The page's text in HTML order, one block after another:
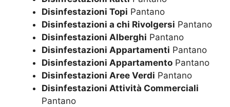
Disinfestazioni Topi Pantano
Disinfestazioni a chi Rivolgersi Pantano
Disinfestazioni Alberghi Pantano
Disinfestazioni Appartamenti Pantano
Disinfestazioni Appartamento Pantano
Disinfestazioni Aree Verdi Pantano
Disinfestazioni Attività Commerciali
Pantano